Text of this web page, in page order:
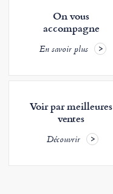
On vous
accompagne
En savoir plus
Voir par meilleures
ventes
Découvrir